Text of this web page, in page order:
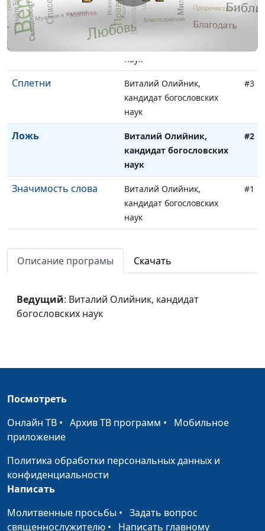
наук
Проклятия
Виталий Олийник,
наук
Сплетни
Виталий Олийник,
кандидат богословских
наук
#3
Ложь
Виталий Олийник,
кандидат богословских
наук
#2
Значимость слова
Виталий Олийник,
кандидат богословских
наук
#1
Описание програмы Скачать
Ведущий: Виталий Олийник, кандидат
богословских наук
Посмотреть
Онлайн ТВ • Архив ТВ программ • Мобильное
приложение
Политика обработки персональных данных и
конфиденциальности
Написать
Молитвенные просьбы • Задать вопрос
священнослужителю • Написать главному